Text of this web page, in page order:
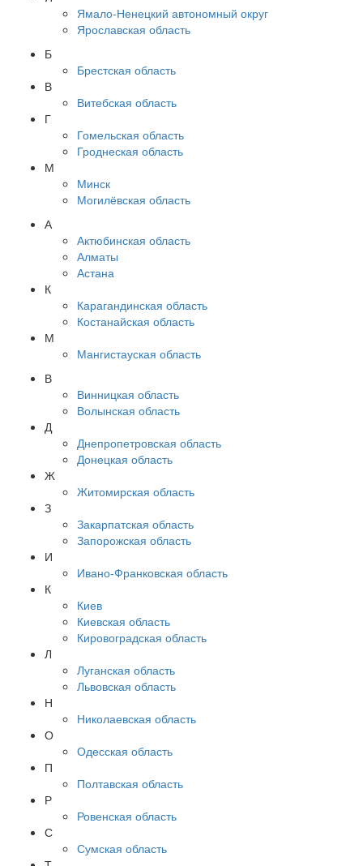
Ямало-Ненецкий автономный округ
Ярославская область
Б
Брестская область
В
Витебская область
Г
Гомельская область
Гроднеская область
М
Минск
Могилёвская область
А
Актюбинская область
Алматы
Астана
К
Карагандинская область
Костанайская область
М
Мангистауская область
В
Винницкая область
Волынская область
Д
Днепропетровская область
Донецкая область
Ж
Житомирская область
З
Закарпатская область
Запорожская область
И
Ивано-Франковская область
К
Киев
Киевская область
Кировоградская область
Л
Луганская область
Львовская область
Н
Николаевская область
О
Одесская область
П
Полтавская область
Р
Ровенская область
С
Сумская область